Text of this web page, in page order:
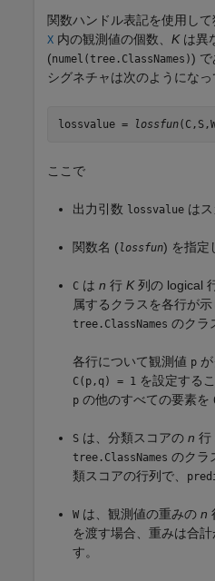
関数ハンドル表記を使用して
X 内の観測値の個数、 Kは異
(numel(tree.ClassNames)) で
シグネチャは次のようにな
lossvalue = lossfun
ここで
出力引数 lossvalue はス
関数名 (lossfun) を指定
C は n 行 K列の logical
属するクラスを各行が
tree.ClassNames のクラ
各行について観測値 p
C(p,q) = 1 を設定する
p の他のすべての要素を
S は、分類スコアの n 行
tree.ClassNames のクラ
類スコアの行列で、
W は、観測値の重みの n
を渡す場合、重みは合計
す。